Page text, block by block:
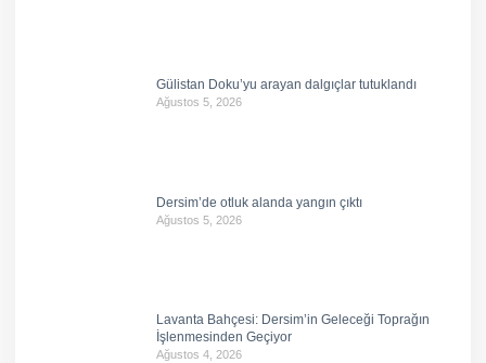
Gülistan Doku’yu arayan dalgıçlar tutuklandı
Ağustos 5, 2026
Dersim’de otluk alanda yangın çıktı
Ağustos 5, 2026
Lavanta Bahçesi: Dersim’in Geleceği Toprağın
İşlenmesinden Geçiyor
Ağustos 4, 2026